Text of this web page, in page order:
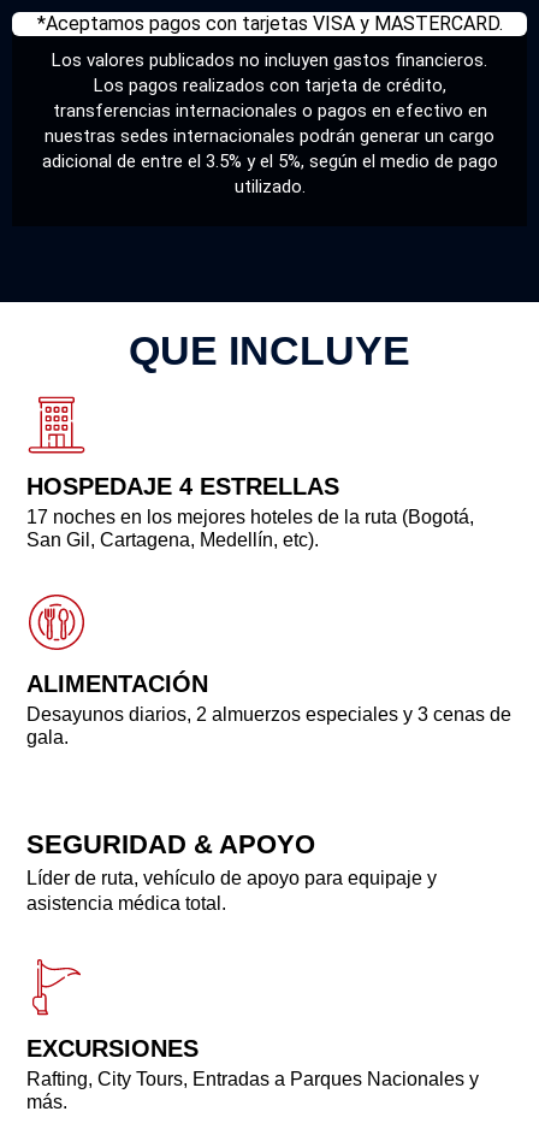
*Aceptamos pagos con tarjetas VISA y MASTERCARD.
Los valores publicados no incluyen gastos financieros.
Los pagos realizados con tarjeta de crédito,
transferencias internacionales o pagos en efectivo en
nuestras sedes internacionales podrán generar un cargo
adicional de entre el 3.5% y el 5%, según el medio de pago
utilizado.
QUE INCLUYE
HOSPEDAJE 4 ESTRELLAS
17 noches en los mejores hoteles de la ruta (Bogotá,
San Gil, Cartagena, Medellín, etc).
ALIMENTACIÓN
Desayunos diarios, 2 almuerzos especiales y 3 cenas de
gala.
SEGURIDAD & APOYO
Líder de ruta, vehículo de apoyo para equipaje y
asistencia médica total.
EXCURSIONES
Rafting, City Tours, Entradas a Parques Nacionales y
más.